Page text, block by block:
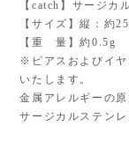
【catch】サージカ
【サイズ】縦：約
【重 量】約0.5g
※ピアスおよびイヤ
いたします。
金属アレルギーの
サージカルステン